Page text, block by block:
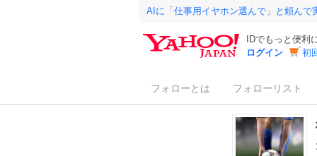
AIに「仕事用イヤホン選んで」と頼んで
IDでもっと便利
ログイン
初
フォローとは フォローリスト